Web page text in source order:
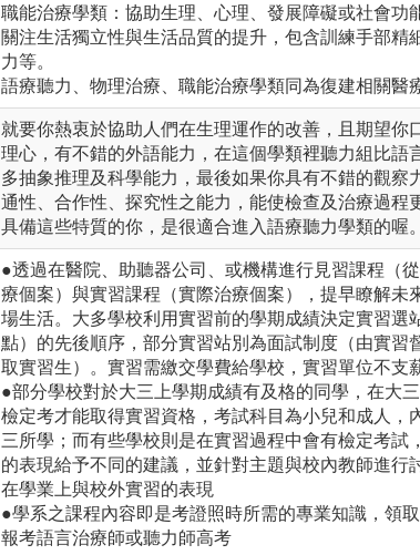
職能治療學類：協助生理、心理、發展障礙或社會功
關注生活獨立性與生活品質的提升，包含訓練手部精
力等。
語療聽力、物理治療、職能治療學類同為復建相關醫
就要你熱衷於協助人們在生理運作的改善，且期望你
理心，有不錯的外語能力，在這個學類裡聽力組比語
多抽象推理及科學能力，最後如果你具有不錯的觀察
通性、合作性、探究性之能力，能使檢查及治療過程
具備這些特質的你，是很適合進入語療聽力學類的喔。
●透過在醫院、助聽器公司、或機構進行見習課程（
療個案）與實習課程（實際治療個案），提早瞭解未
場生活。大多學校利用實習前的學期成績決定實習選
點）的先後順序，部分實習站別為面試制度（由實習
取實習生）。實習需繳交學費給學校，實習單位不支
●部分學校對於大三上學期成績有及格的同學，在大
檢定考才能取得實習資格，考試科目為小兒和成人，
三所學；而有些學校則是在實習過程中會有檢定考試
的表現給予不同的建議，並針對主題與校內教師進行
在學業上與校外實習的表現
●學系之課程內容即是考證照時所需的專業知識，領
報考語言治療師或聽力師高考